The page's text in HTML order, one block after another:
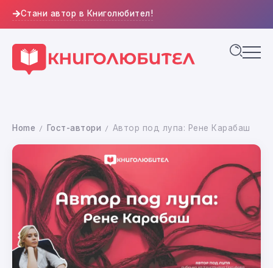
Стани автор в Книголюбител!
Home / Гост-автори / Автор под лупа: Рене Карабаш